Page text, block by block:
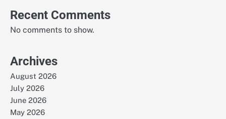
Recent Comments
No comments to show.
Archives
August 2026
July 2026
June 2026
May 2026